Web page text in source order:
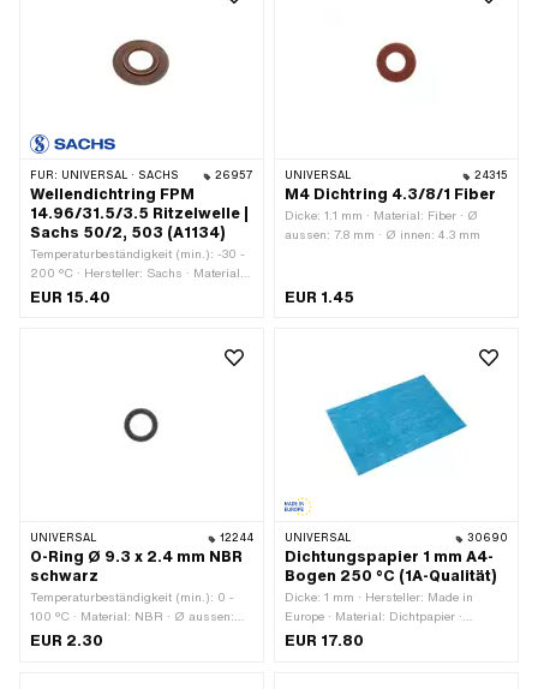
FÜR: UNIVERSAL · SACHS 26957
Wellendichtring FPM
14.96/31.5/3.5 Ritzelwelle |
Sachs 50/2, 503 (A1134)
Temperaturbeständigkeit (min.): -30 -
200 °C · Hersteller: Sachs · Material:
FPM / FKM (umgangssprachlich
· Verwendungsort: Ritzelwelle · Pony
EUR 15.40
UNIVERSAL 24315
M4 Dichtring 4.3/8/1 Fiber
Dicke: 1.1 mm · Material: Fiber · Ø
aussen: 7.8 mm · Ø innen: 4.3 mm
EUR 1.45
UNIVERSAL 12244
O-Ring Ø 9.3 x 2.4 mm NBR
schwarz
Temperaturbeständigkeit (min.): 0 -
100 °C · Material: NBR · Ø aussen:
14.1 mm · Ø innen: 9.3 mm ·
EUR 2.30
UNIVERSAL 30690
Dichtungspapier 1 mm A4-
Bogen 250 °C (1A-Qualität)
Dicke: 1 mm · Hersteller: Made in
Europe · Material: Dichtpapier ·
Verwendungsort: Universal
EUR 17.80